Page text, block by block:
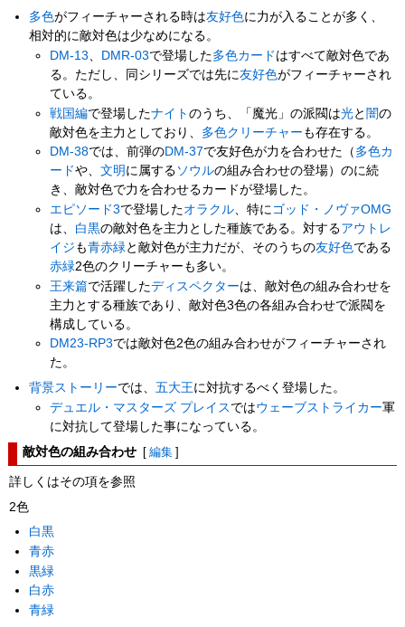
多色がフィーチャーされる時は友好色に力が入ることが多く、
相対的に敵対色は少なめになる。
DM-13
DMR-03で登場した多色カード はすべて敵対色であ
る。ただし、同シリーズでは先に友好色がフィーチャーされ
ている。
戦国編で登場したナイトのうち、「魔光」の派閥は光と 闇の
敵対色を主力としており、 多色クリーチャー も存在する。
DM-38では、前弾のDM-37で友好色が力を合わせた（ 多色カ
ードや、文明 に属する ソウルの組み合わせの登場）のに続
き、敵対色で力を合わせるカードが登場した。
エピソード3で登場したオラクル、特にゴッド・ノヴァOMG
は、 白黒の敵対色を主力とした種族である。対するアウトレ
イジ も青赤緑と敵対色が主力だが、そのうちの友好色である
赤緑2色のクリーチャーも多い。
王来篇で活躍したディスペクターは、敵対色の組み合わせを
主力とする種族であり、敵対色3色の各組み合わせで派閥を
構成している。
DM23-RP3では敵対色2色の組み合わせがフィーチャーされ
た。
背景ストーリーでは、五大王に対抗するべく登場した。
デュエル・マスターズ プレイス ではウェーブストライカー軍
に対抗して登場した事になっている。
敵対色の組み合わせ [ 編集 ]
詳しくはその項を参照
2色
白黒
青赤
黒緑
白赤
青緑